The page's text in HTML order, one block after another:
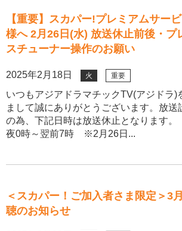
【重要】スカパー!プレミアムサー
様へ 2月26日(水) 放送休止前後・プ
スチューナー操作のお願い
2025年2月18日 火 重要
いつもアジアドラマチックTV(アジドラ)
まして誠にありがとうございます。放送
の為、下記日時は放送休止となります
夜0時～翌前7時 ※2月26日...
＜スカパー！ご加入者さま限定＞3
聴のお知らせ